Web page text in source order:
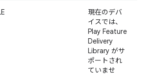
現在のデバ
イスでは、
Play Feature
Delivery
Library がサ
ポートされ
ていませ